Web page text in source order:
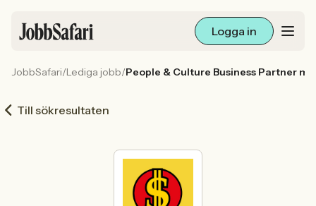
Logga in
Arbetsliv och karriär
För arbetsgivare
JobbSafari/Lediga jobb/People & Culture Business Partner
Till sökresultaten